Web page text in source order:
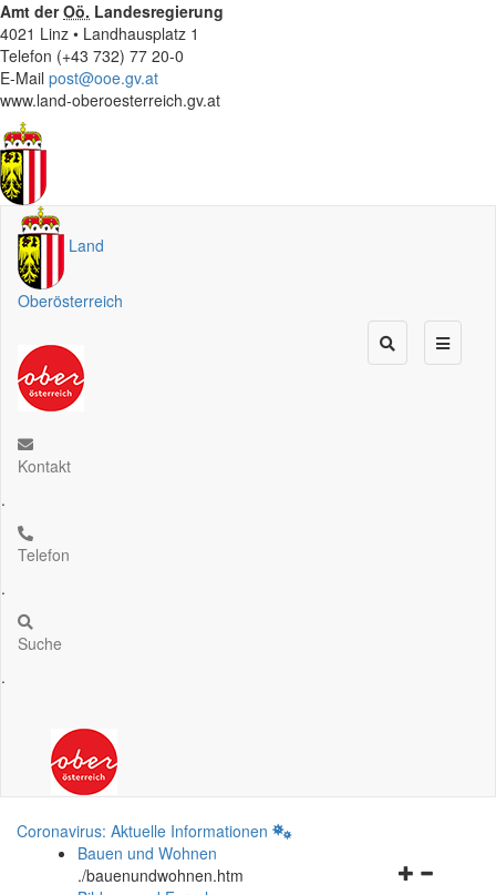
Amt derOö. Landesregierung
4021 Linz • Landhausplatz 1
Telefon (+43 732) 77 20-0
E-Mail post@ooe.gv.at
www.land-oberoesterreich.gv.at
Land
Oberösterreich
Kontakt
.
Telefon
.
Suche
.
Coronavirus: Aktuelle Informationen
Bauen und Wohnen
./bauenundwohnen.htm